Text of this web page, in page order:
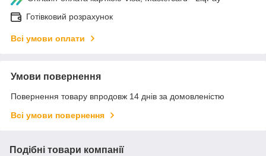
Готівковий розрахунок
Всі умови оплати
Умови повернення
Повернення товару впродовж 14 днів за домовленістю
Всі умови повернення
Подібні товари компанії